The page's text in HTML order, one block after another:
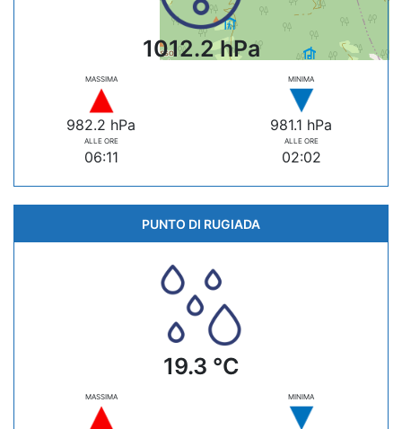
1012.2 hPa
MASSIMA
982.2 hPa
ALLE ORE
06:11
MINIMA
981.1 hPa
ALLE ORE
02:02
PUNTO DI RUGIADA
19.3 °C
MASSIMA MINIMA